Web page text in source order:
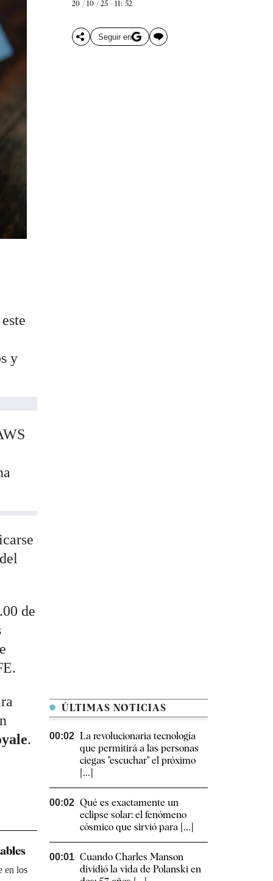
20 / 10 / 25 - 11: 52
Seguir en
y
de
.
en los
ÚLTIMAS NOTICIAS
00:02 La revolucionaria tecnología
que permitirá a las personas
ciegas "escuchar" el próximo
[...]
00:02 Qué es exactamente un
eclipse solar: el fenómeno
cósmico que sirvió para [...]
00:01 Cuando Charles Manson
dividió la vida de Polanski en